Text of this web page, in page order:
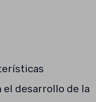
desarrollo de la